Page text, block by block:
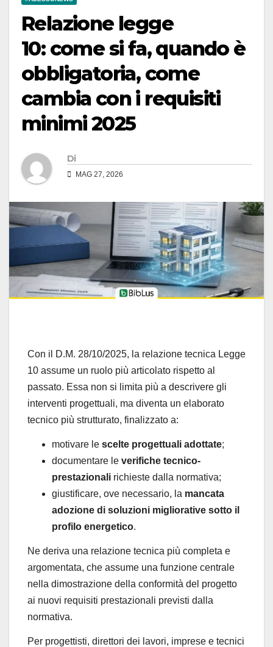
Relazione legge
10: come si fa, quando è
obbligatoria, come
cambia con i requisiti
minimi 2025
Di
MAG 27, 2026
Con il D.M. 28/10/2025, la relazione tecnica Legge
10 assume un ruolo più articolato rispetto al
passato. Essa non si limita più a descrivere gli
interventi progettuali, ma diventa un elaborato
tecnico più strutturato, finalizzato a:
motivare le scelte progettuali adottate;
documentare le verifiche tecnico-
prestazionali richieste dalla normativa;
giustificare, ove necessario, la mancata
adozione di soluzioni migliorative sotto il
profilo energetico.
Ne deriva una relazione tecnica più completa e
argomentata, che assume una funzione centrale
nella dimostrazione della conformità del progetto
ai nuovi requisiti prestazionali previsti dalla
normativa.
Per progettisti, direttori dei lavori, imprese e tecnici